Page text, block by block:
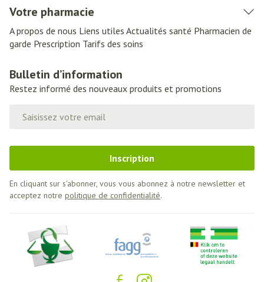
Votre pharmacie
A propos de nous Liens utiles Actualités santé Pharmacien de
garde Prescription Tarifs des soins
Bulletin d’information
Restez informé des nouveaux produits et promotions
Inscription
En cliquant sur s'abonner, vous vous abonnez à notre newsletter et
acceptez notre politique de confidentialité.